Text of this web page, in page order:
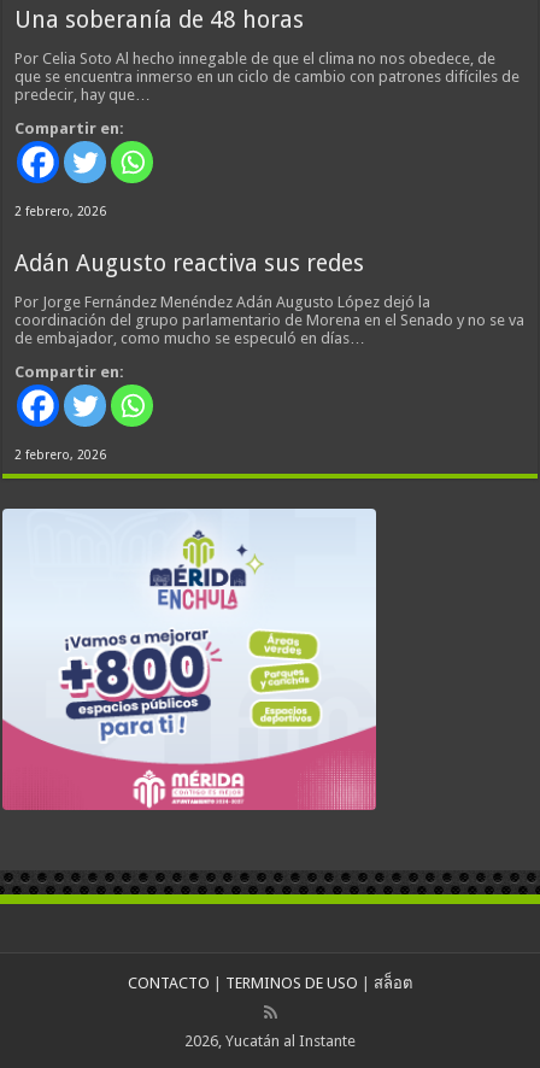
Una soberanía de 48 horas
Por Celia Soto Al hecho innegable de que el clima no nos obedece, de
que se encuentra inmerso en un ciclo de cambio con patrones difíciles de
predecir, hay que…
Compartir en:
2 febrero, 2026
Adán Augusto reactiva sus redes
Por Jorge Fernández Menéndez Adán Augusto López dejó la
coordinación del grupo parlamentario de Morena en el Senado y no se va
de embajador, como mucho se especuló en días…
Compartir en:
2 febrero, 2026
CONTACTO TERMINOS DE USO สล็อต
2026, Yucatán al Instante